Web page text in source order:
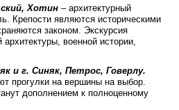
Хотин – архитектурный
Крепости являются историческими
законом. Экскурсия
военной истории,
и г. Синяк, Петрос, Говерлу.
прогулки на вершины на выбор.
дополнением к полноценному